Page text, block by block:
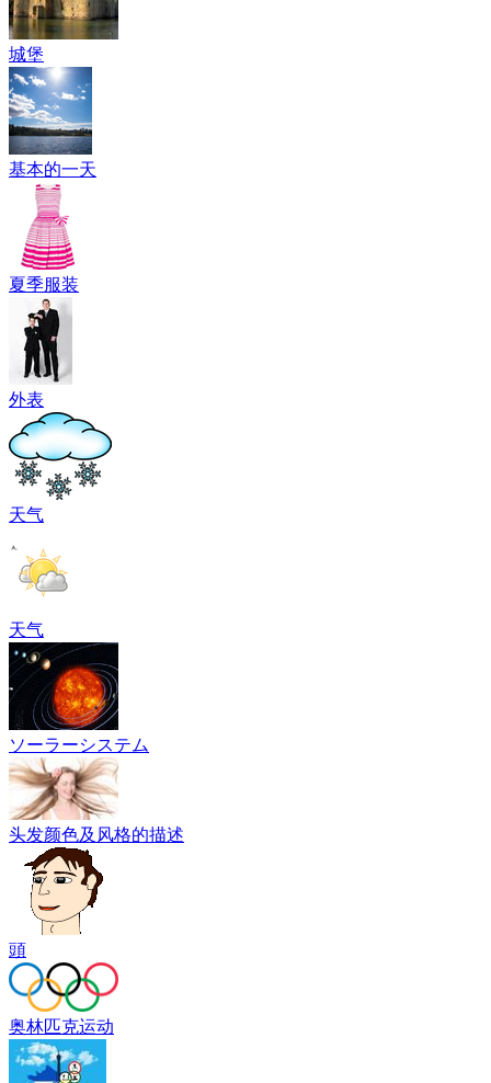
城堡
基本的一天
夏季服装
外表
天气
天气
ソーラーシステム
头发颜色及风格的描述
頭
奥林匹克运动